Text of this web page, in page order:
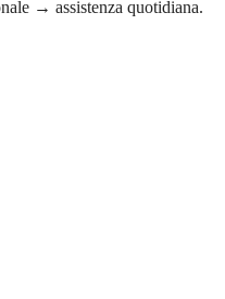
→ assistenza quotidiana.